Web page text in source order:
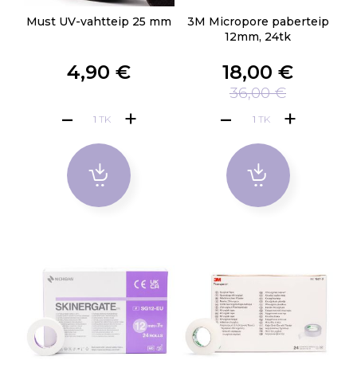
Must UV-vahtteip 25 mm
4,90 €
TK
3M Micropore paberteip
12mm, 24tk
18,00 €
36,00 €
TK